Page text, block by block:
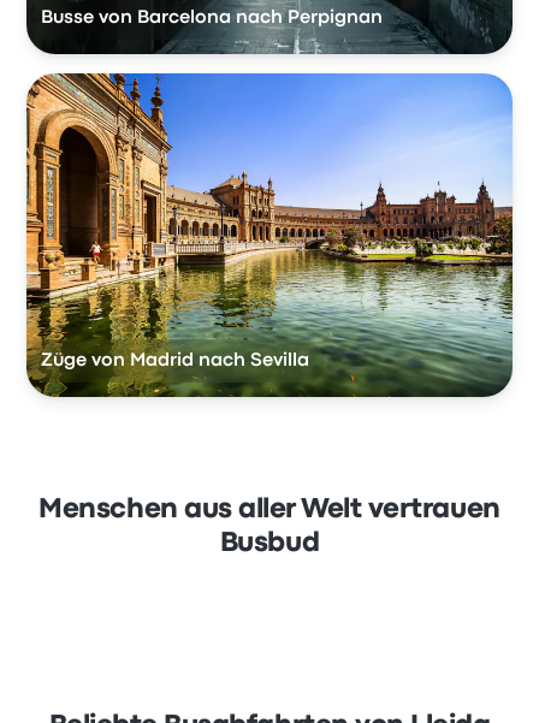
Busse von Barcelona nach Perpignan
Züge von Madrid nach Sevilla
Menschen aus aller Welt vertrauen
Busbud